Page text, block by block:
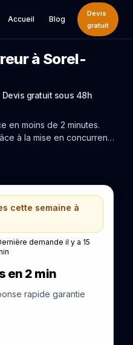
Accueil Blog
Devis
gratuit
à Sorel-
gratuit sous 48h
en moins de 2 minutes.
à la mise en concurrence
cette semaine à
demande il y a 15
en 2 min
rapide garantie